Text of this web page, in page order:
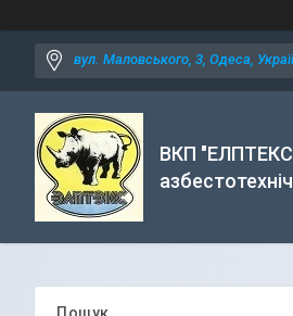
вул. Маловського, 3, Одеса,
ВКП